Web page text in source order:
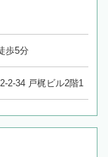
歩5分
2-34 戸梶ビル2階1